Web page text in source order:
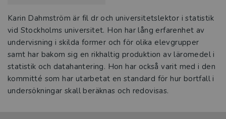
Karin Dahmström är fil dr och universitetslektor i statistik
vid Stockholms universitet. Hon har lång erfarenhet av
undervisning i skilda former och för olika elevgrupper
samt har bakom sig en rikhaltig produktion av läromedel i
statistik och datahantering. Hon har också varit med i den
kommitté som har utarbetat en standard för hur bortfall i
undersökningar skall beräknas och redovisas.